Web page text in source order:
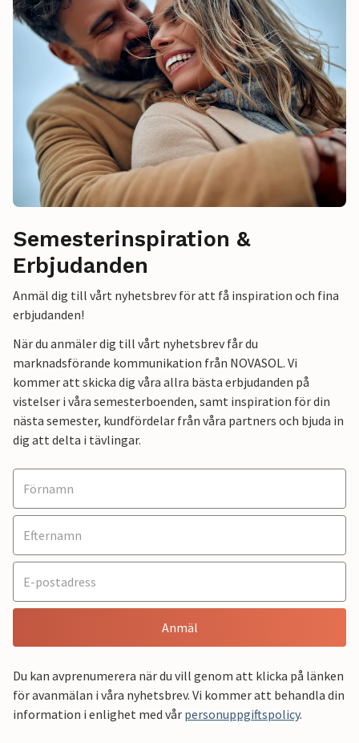
Semesterinspiration &
Erbjudanden
Anmäl dig till vårt nyhetsbrev för att få inspiration och fina
erbjudanden!
När du anmäler dig till vårt nyhetsbrev får du
marknadsförande kommunikation från NOVASOL. Vi
kommer att skicka dig våra allra bästa erbjudanden på
vistelser i våra semesterboenden, samt inspiration för din
nästa semester, kundfördelar från våra partners och bjuda in
dig att delta i tävlingar.
Anmäl
Du kan avprenumerera när du vill genom att klicka på länken
för avanmälan i våra nyhetsbrev. Vi kommer att behandla din
information i enlighet med vår personuppgiftspolicy.